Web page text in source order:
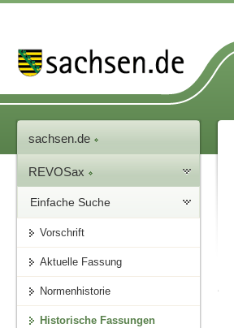
sachsen.de
REVOSax
Einfache Suche
Vorschrift
Aktuelle Fassung
Normenhistorie
Historische Fassungen